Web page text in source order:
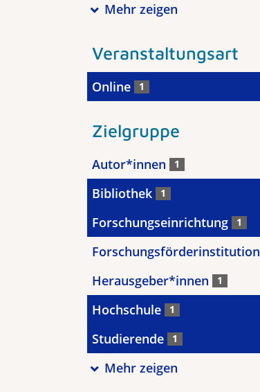
Mehr zeigen
Veranstaltungsart
Online 1
Zielgruppe
Autor*innen 1
Bibliothek 1
Forschungseinrichtung 1
Forschungsförderinstitution
Herausgeber*innen 1
Hochschule 1
Studierende 1
Mehr zeigen